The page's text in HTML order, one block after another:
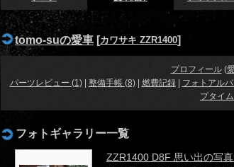
tomo-suの愛車 [カワサキ ZZR1400]
プロフィール(
パーツレビュー (1)| 整備手帳 (8)| 燃費記録| フォトアル
プタイム
フォトギャラリー一覧
ZZR1400 D8F 思い出の写